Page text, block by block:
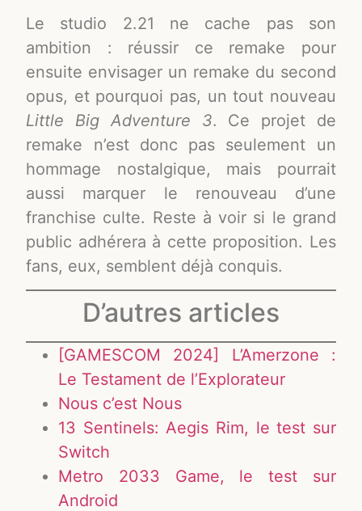
Le studio 2.21 ne cache pas son
ambition : réussir ce remake pour
ensuite envisager un remake du second
opus, et pourquoi pas, un tout nouveau
Little Big Adventure 3. Ce projet de
remake n’est donc pas seulement un
hommage nostalgique, mais pourrait
aussi marquer le renouveau d’une
franchise culte. Reste à voir si le grand
public adhérera à cette proposition. Les
fans, eux, semblent déjà conquis​.
D’autres articles
[GAMESCOM 2024] L’Amerzone :
Le Testament de l’Explorateur
Nous c’est Nous
13 Sentinels: Aegis Rim, le test sur
Switch
Metro 2033 Game, le test sur
Android